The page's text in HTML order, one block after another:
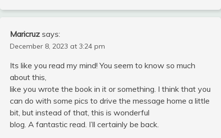
Maricruz says:
December 8, 2023 at 3:24 pm
Its like you read my mind! You seem to know so much
about this,
like you wrote the book in it or something. I think that you
can do with some pics to drive the message home a little
bit, but instead of that, this is wonderful
blog. A fantastic read. I’ll certainly be back.